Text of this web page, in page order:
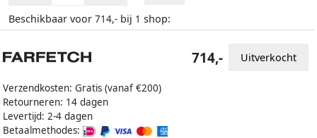
Beschikbaar voor 714,- bij 1 shop:
Verzendkosten: Gratis (vanaf €200)
Retourneren: 14 dagen
Levertijd: 2-4 dagen
Betaalmethodes:
714,- Uitverkocht